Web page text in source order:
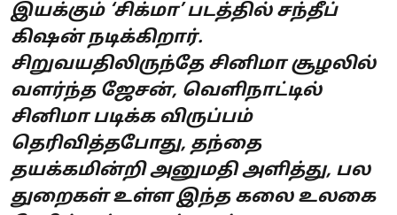
இயக்கும் ‘சிக்மா’ படத்தில் சந்தீப்
கிஷன் நடிக்கிறார்.
சிறுவயதிலிருந்தே சினிமா சூழலில்
வளர்ந்த ஜேசன், வெளிநாட்டில்
சினிமா படிக்க விருப்பம்
தெரிவித்தபோது, தந்தை
தயக்கமின்றி அனுமதி அளித்து, பல
துறைகள் உள்ள இந்த கலை உலகை